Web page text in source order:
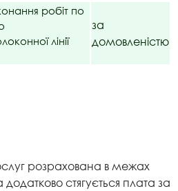
робіт по
лінії
за
домовленістю
розрахована в межах
стягується плата за